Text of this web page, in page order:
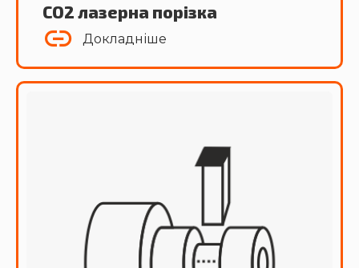
СО2 лазерна порізка
Докладніше